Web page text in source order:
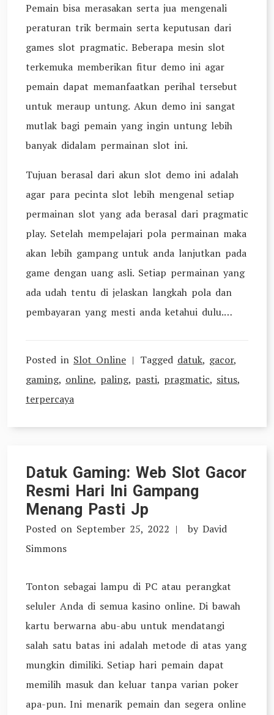
Pemain bisa merasakan serta jua mengenali
peraturan trik bermain serta keputusan dari
games slot pragmatic. Beberapa mesin slot
terkemuka memberikan fitur demo ini agar
pemain dapat memanfaatkan perihal tersebut
untuk meraup untung. Akun demo ini sangat
mutlak bagi pemain yang ingin untung lebih
banyak didalam permainan slot ini.
Tujuan berasal dari akun slot demo ini adalah
agar para pecinta slot lebih mengenal setiap
permainan slot yang ada berasal dari pragmatic
play. Setelah mempelajari pola permainan maka
akan lebih gampang untuk anda lanjutkan pada
game dengan uang asli. Setiap permainan yang
ada udah tentu di jelaskan langkah pola dan
pembayaran yang mesti anda ketahui dulu.…
Posted in Slot Online Tagged datuk, gacor,
gaming, online, paling, pasti, pragmatic, situs,
terpercaya
Datuk Gaming: Web Slot Gacor
Resmi Hari Ini Gampang
Menang Pasti Jp
Posted on September 25, 2022 by David
Simmons
Tonton sebagai lampu di PC atau perangkat
seluler Anda di semua kasino online. Di bawah
kartu berwarna abu-abu untuk mendatangi
salah satu batas ini adalah metode di atas yang
mungkin dimiliki. Setiap hari pemain dapat
memilih masuk dan keluar tanpa varian poker
apa-pun. Ini menarik pemain dan segera online